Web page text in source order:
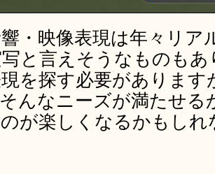
・映像表現は年々リア
と言えそうなものも
を探す必要があります
んなニーズが満たせる
が楽しくなるかもし